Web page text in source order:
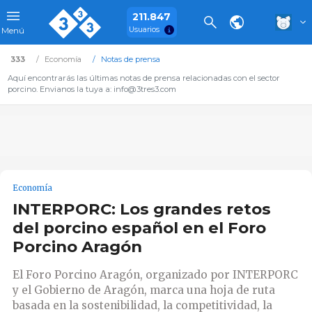
Menú
211.847
Usuarios
333 Economía
Notas de prensa
Aquí encontrarás las últimas notas de prensa relacionadas con el sector
porcino. Envianos la tuya a: info@3tres3.com
Economía
INTERPORC: Los grandes retos
del porcino español en el Foro
Porcino Aragón
El Foro Porcino Aragón, organizado por INTERPORC
y el Gobierno de Aragón, marca una hoja de ruta
basada en la sostenibilidad, la competitividad, la